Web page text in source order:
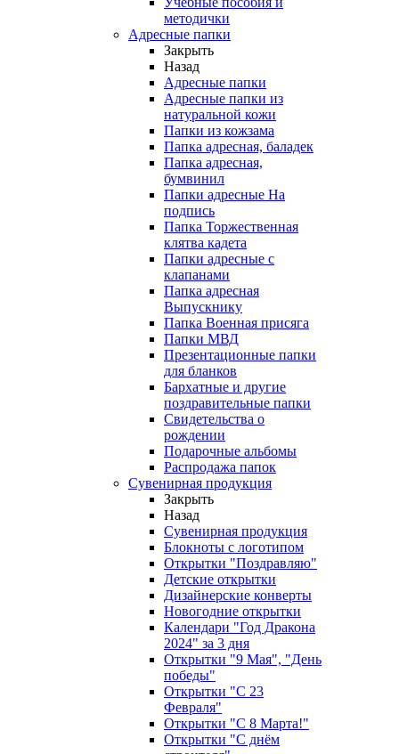
методички
Адресные папки
Закрыть
Назад
Адресные папки
Адресные папки из
натуральной кожи
Папки из кожзама
Папка адресная, баладек
Папка адресная,
бумвинил
Папки адресные На
подпись
Папка Торжественная
клятва кадета
Папки адресные с
клапанами
Папка адресная
Выпускнику
Папка Военная присяга
Папки МВД
Презентационные папки
для бланков
Бархатные и другие
поздравительные папки
Свидетельства о
рождении
Подарочные альбомы
Распродажа папок
Сувенирная продукция
Закрыть
Назад
Сувенирная продукция
Блокноты с логотипом
Открытки "Поздравляю"
Детские открытки
Дизайнерские конверты
Новогодние открытки
Календари "Год Дракона
2024" за 3 дня
Открытки "9 Мая", "День
победы"
Открытки "С 23
Февраля"
Открытки "С 8 Марта!"
Открытки "С днём